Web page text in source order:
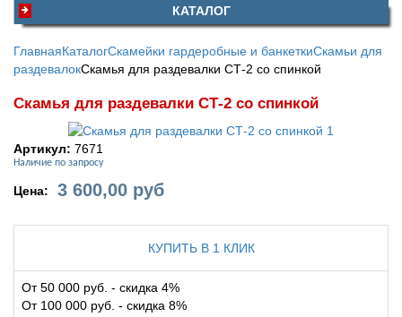
КАТАЛОГ
ГлавнаяКаталогСкамейки гардеробные и банкеткиСкамьи для
раздевалокСкамья для раздевалки СТ-2 со спинкой
Скамья для раздевалки СТ-2 со спинкой
Артикул: 7671
Наличие по запросу
Цена: 3 600,00 руб
КУПИТЬ В 1 КЛИК
От 50 000 руб. - скидка 4%
От 100 000 руб. - скидка 8%